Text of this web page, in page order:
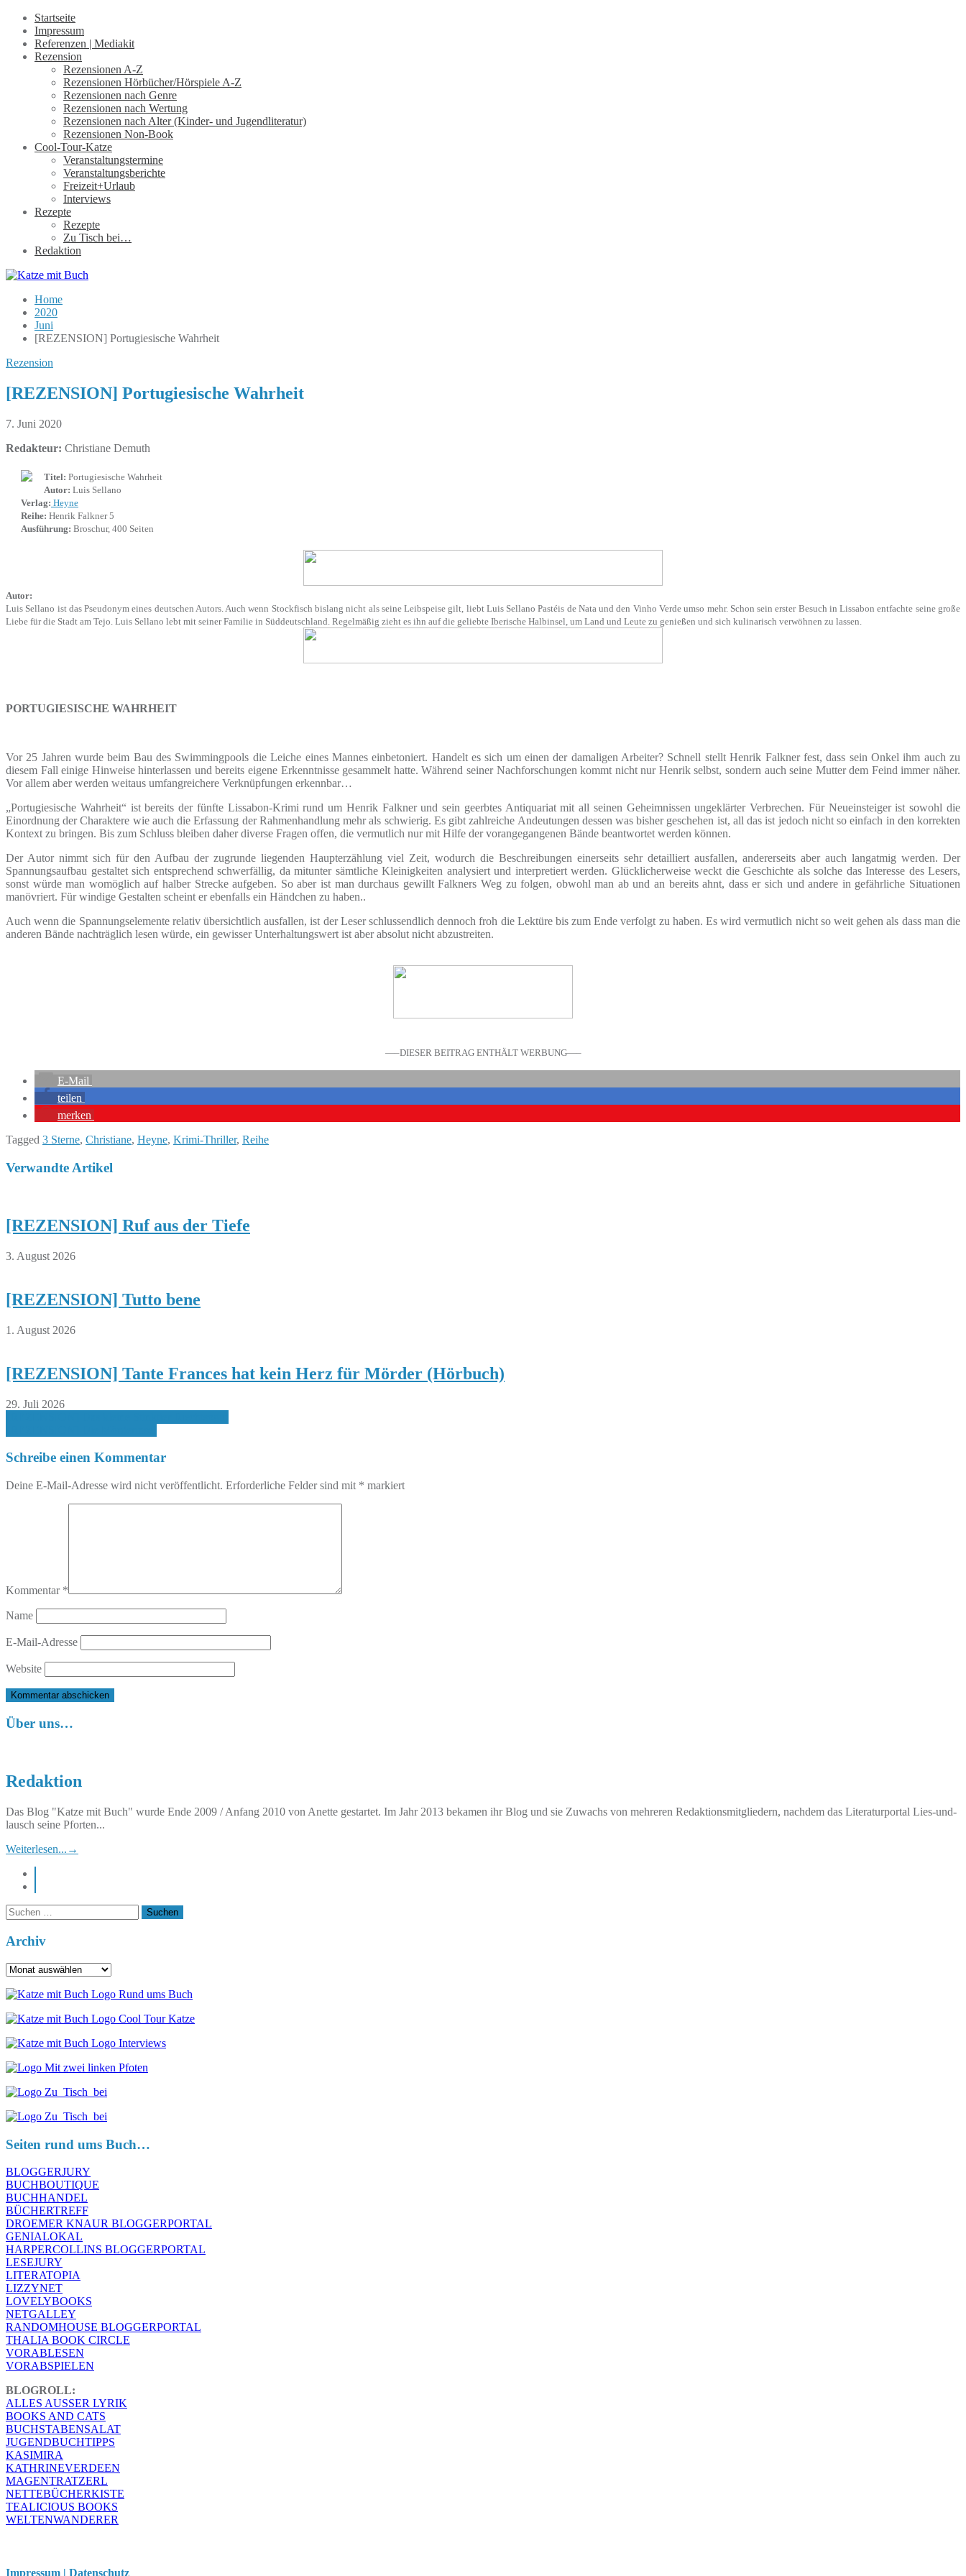
Startseite
Impressum
Referenzen | Mediakit
Rezension
Rezensionen A-Z
Rezensionen Hörbücher/Hörspiele A-Z
Rezensionen nach Genre
Rezensionen nach Wertung
Rezensionen nach Alter (Kinder- und Jugendliteratur)
Rezensionen Non-Book
Cool-Tour-Katze
Veranstaltungstermine
Veranstaltungsberichte
Freizeit+Urlaub
Interviews
Rezepte
Rezepte
Zu Tisch bei…
Redaktion
Home
2020
Juni
[REZENSION] Portugiesische Wahrheit
Rezension
[REZENSION] Portugiesische Wahrheit
7. Juni 2020
Redakteur: Christiane Demuth
Titel: Portugiesische Wahrheit
Autor: Luis Sellano
Verlag: Heyne
Reihe: Henrik Falkner 5
Ausführung: Broschur, 400 Seiten
Autor:
Luis Sellano ist das Pseudonym eines deutschen Autors. Auch wenn Stockfisch bislang nicht als seine Leibspeise gilt, liebt Luis Sellano Pastéis de Nata und den Vinho Verde umso mehr. Schon sein erster Besuch in Lissabon entfachte seine große
Liebe für die Stadt am Tejo. Luis Sellano lebt mit seiner Familie in Süddeutschland. Regelmäßig zieht es ihn auf die geliebte Iberische Halbinsel, um Land und Leute zu genießen und sich kulinarisch verwöhnen zu lassen.
PORTUGIESISCHE WAHRHEIT
Vor 25 Jahren wurde beim Bau des Swimmingpools die Leiche eines Mannes einbetoniert. Handelt es sich um einen der damaligen Arbeiter? Schnell stellt Henrik Falkner fest, dass sein Onkel ihm auch zu
diesem Fall einige Hinweise hinterlassen und bereits eigene Erkenntnisse gesammelt hatte. Während seiner Nachforschungen kommt nicht nur Henrik selbst, sondern auch seine Mutter dem Feind immer näher.
Vor allem aber werden weitaus umfangreichere Verknüpfungen erkennbar…
„Portugiesische Wahrheit“ ist bereits der fünfte Lissabon-Krimi rund um Henrik Falkner und sein geerbtes Antiquariat mit all seinen Geheimnissen ungeklärter Verbrechen. Für Neueinsteiger ist sowohl die
Einordnung der Charaktere wie auch die Erfassung der Rahmenhandlung mehr als schwierig. Es gibt zahlreiche Andeutungen dessen was bisher geschehen ist, all das ist jedoch nicht so einfach in den korrekten
Kontext zu bringen. Bis zum Schluss bleiben daher diverse Fragen offen, die vermutlich nur mit Hilfe der vorangegangenen Bände beantwortet werden können.
Der Autor nimmt sich für den Aufbau der zugrunde liegenden Haupterzählung viel Zeit, wodurch die Beschreibungen einerseits sehr detailliert ausfallen, andererseits aber auch langatmig werden. Der
Spannungsaufbau gestaltet sich entsprechend schwerfällig, da mitunter sämtliche Kleinigkeiten analysiert und interpretiert werden. Glücklicherweise weckt die Geschichte als solche das Interesse des Lesers,
sonst würde man womöglich auf halber Strecke aufgeben. So aber ist man durchaus gewillt Falkners Weg zu folgen, obwohl man ab und an bereits ahnt, dass er sich und andere in gefährliche Situationen
manövriert. Für windige Gestalten scheint er ebenfalls ein Händchen zu haben..
Auch wenn die Spannungselemente relativ übersichtlich ausfallen, ist der Leser schlussendlich dennoch froh die Lektüre bis zum Ende verfolgt zu haben. Es wird vermutlich nicht so weit gehen als dass man die
anderen Bände nachträglich lesen würde, ein gewisser Unterhaltungswert ist aber absolut nicht abzustreiten.
—–DIESER BEITRAG ENTHÄLT WERBUNG—–
E-Mail
teilen
merken
Tagged 3 Sterne, Christiane, Heyne, Krimi-Thriller, Reihe
Verwandte Artikel
[REZENSION] Ruf aus der Tiefe
3. August 2026
[REZENSION] Tutto bene
1. August 2026
[REZENSION] Tante Frances hat kein Herz für Mörder (Hörbuch)
29. Juli 2026
Schreibe einen Kommentar
Deine E-Mail-Adresse wird nicht veröffentlicht. Erforderliche Felder sind mit * markiert
Kommentar *
Name
E-Mail-Adresse
Website
Über uns…
Redaktion
Das Blog "Katze mit Buch" wurde Ende 2009 / Anfang 2010 von Anette gestartet. Im Jahr 2013 bekamen ihr Blog und sie Zuwachs von mehreren Redaktionsmitgliedern, nachdem das Literaturportal Lies-und-
lausch seine Pforten...
Weiterlesen... →
Suchen
nach:
Archiv
Archiv
Seiten rund ums Buch…
BLOGGERJURY
BUCHBOUTIQUE
BUCHHANDEL
BÜCHERTREFF
DROEMER KNAUR BLOGGERPORTAL
GENIALOKAL
HARPERCOLLINS BLOGGERPORTAL
LESEJURY
LITERATOPIA
LIZZYNET
LOVELYBOOKS
NETGALLEY
RANDOMHOUSE BLOGGERPORTAL
THALIA BOOK CIRCLE
VORABLESEN
VORABSPIELEN
BLOGROLL:
ALLES AUSSER LYRIK
BOOKS AND CATS
BUCHSTABENSALAT
JUGENDBUCHTIPPS
KASIMIRA
KATHRINEVERDEEN
MAGENTRATZERL
NETTEBÜCHERKISTE
TEALICIOUS BOOKS
WELTENWANDERER
Impressum | Datenschutz